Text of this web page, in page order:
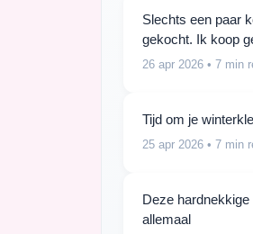
Slechts een paar
gekocht. Ik koop
26 apr 2026 • 7 min
Tijd om je
25 apr 2026 • 7 min
Deze
allemaal